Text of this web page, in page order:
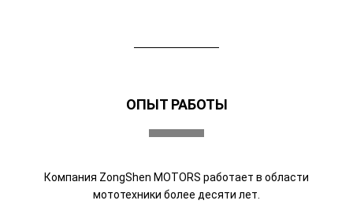
ОПЫТ РАБОТЫ
Компания ZongShen MOTORS работает в области
мототехники более десяти лет.